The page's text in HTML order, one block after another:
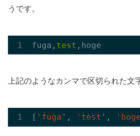
うです。
fuga, test
上記のようなカンマで区切られた文
[ 'fuga ', 'test ', 'hoge